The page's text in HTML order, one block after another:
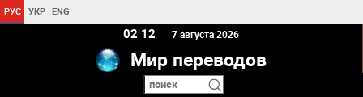
РУС УКР ENG
02:13 7 августа 2026
Мир переводов